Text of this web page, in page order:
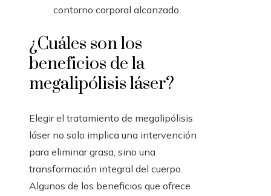
contorno corporal alcanzado.
¿Cuáles son los
beneficios de la
megalipólisis láser?
Elegir el tratamiento de megalipólisis
láser no solo implica una intervención
para eliminar grasa, sino una
transformación integral del cuerpo.
Algunos de los beneficios que ofrece